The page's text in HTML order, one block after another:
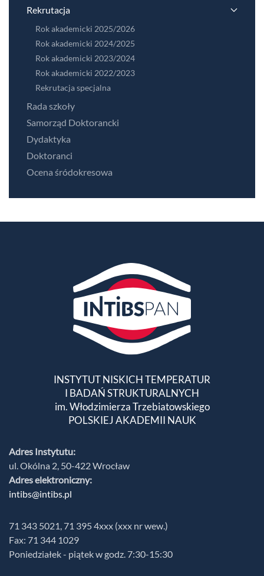
Rekrutacja
Rok akademicki 2025/2026
Rok akademicki 2024/2025
Rok akademicki 2023/2024
Rok akademicki 2022/2023
Rekrutacja specjalna
Rada szkoły
Samorząd Doktorancki
Dydaktyka
Doktoranci
Ocena śródokresowa
INSTYTUT NISKICH TEMPERATUR
I BADAŃ STRUKTURALNYCH
im. Włodzimierza Trzebiatowskiego
POLSKIEJ AKADEMII NAUK
Adres Instytutu:
ul. Okólna 2, 50-422 Wrocław
Adres elektroniczny:
intibs@intibs.pl
71 343 5021, 71 395 4xxx (xxx nr wew.)
Fax: 71 344 1029
Poniedziałek - piątek w godz. 7:30-15:30